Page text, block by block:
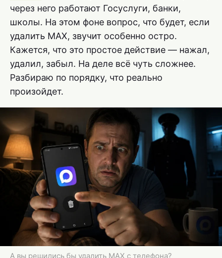
через него работают Госуслуги, банки,
школы. На этом фоне вопрос, что будет, если
удалить MAX, звучит особенно остро.
Кажется, что это простое действие — нажал,
удалил, забыл. На деле всё чуть сложнее.
Разбираю по порядку, что реально
произойдет.
А вы решились бы удалить MAX с телефона?